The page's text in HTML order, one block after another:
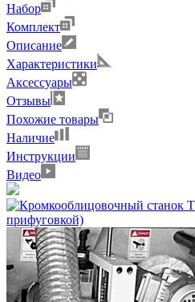
Набор
Комплект
Описание
Характеристики
Аксессуары
Отзывы
Похожие товары
Наличие
Инструкции
Видео